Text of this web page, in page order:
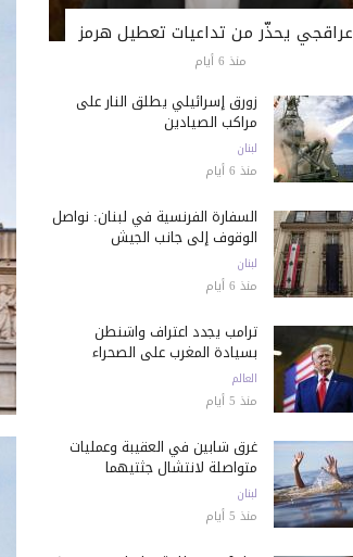
عراقجي يحذّر من تداعيات تعطيل هرمز
منذ 6 أيام
زورق إسرائيلي يطلق النار على
مراكب الصيادين
لبنان
منذ 6 أيام
السفارة الفرنسية في لبنان: نواصل
الوقوف إلى جانب الجيش
لبنان
منذ 6 أيام
ترامب يجدد اعتراف واشنطن
بسيادة المغرب على الصحراء
العالم
منذ 5 أيام
غرق شابين في العقيبة وعمليات
متواصلة لانتشال جثتيهما
لبنان
منذ 5 أيام